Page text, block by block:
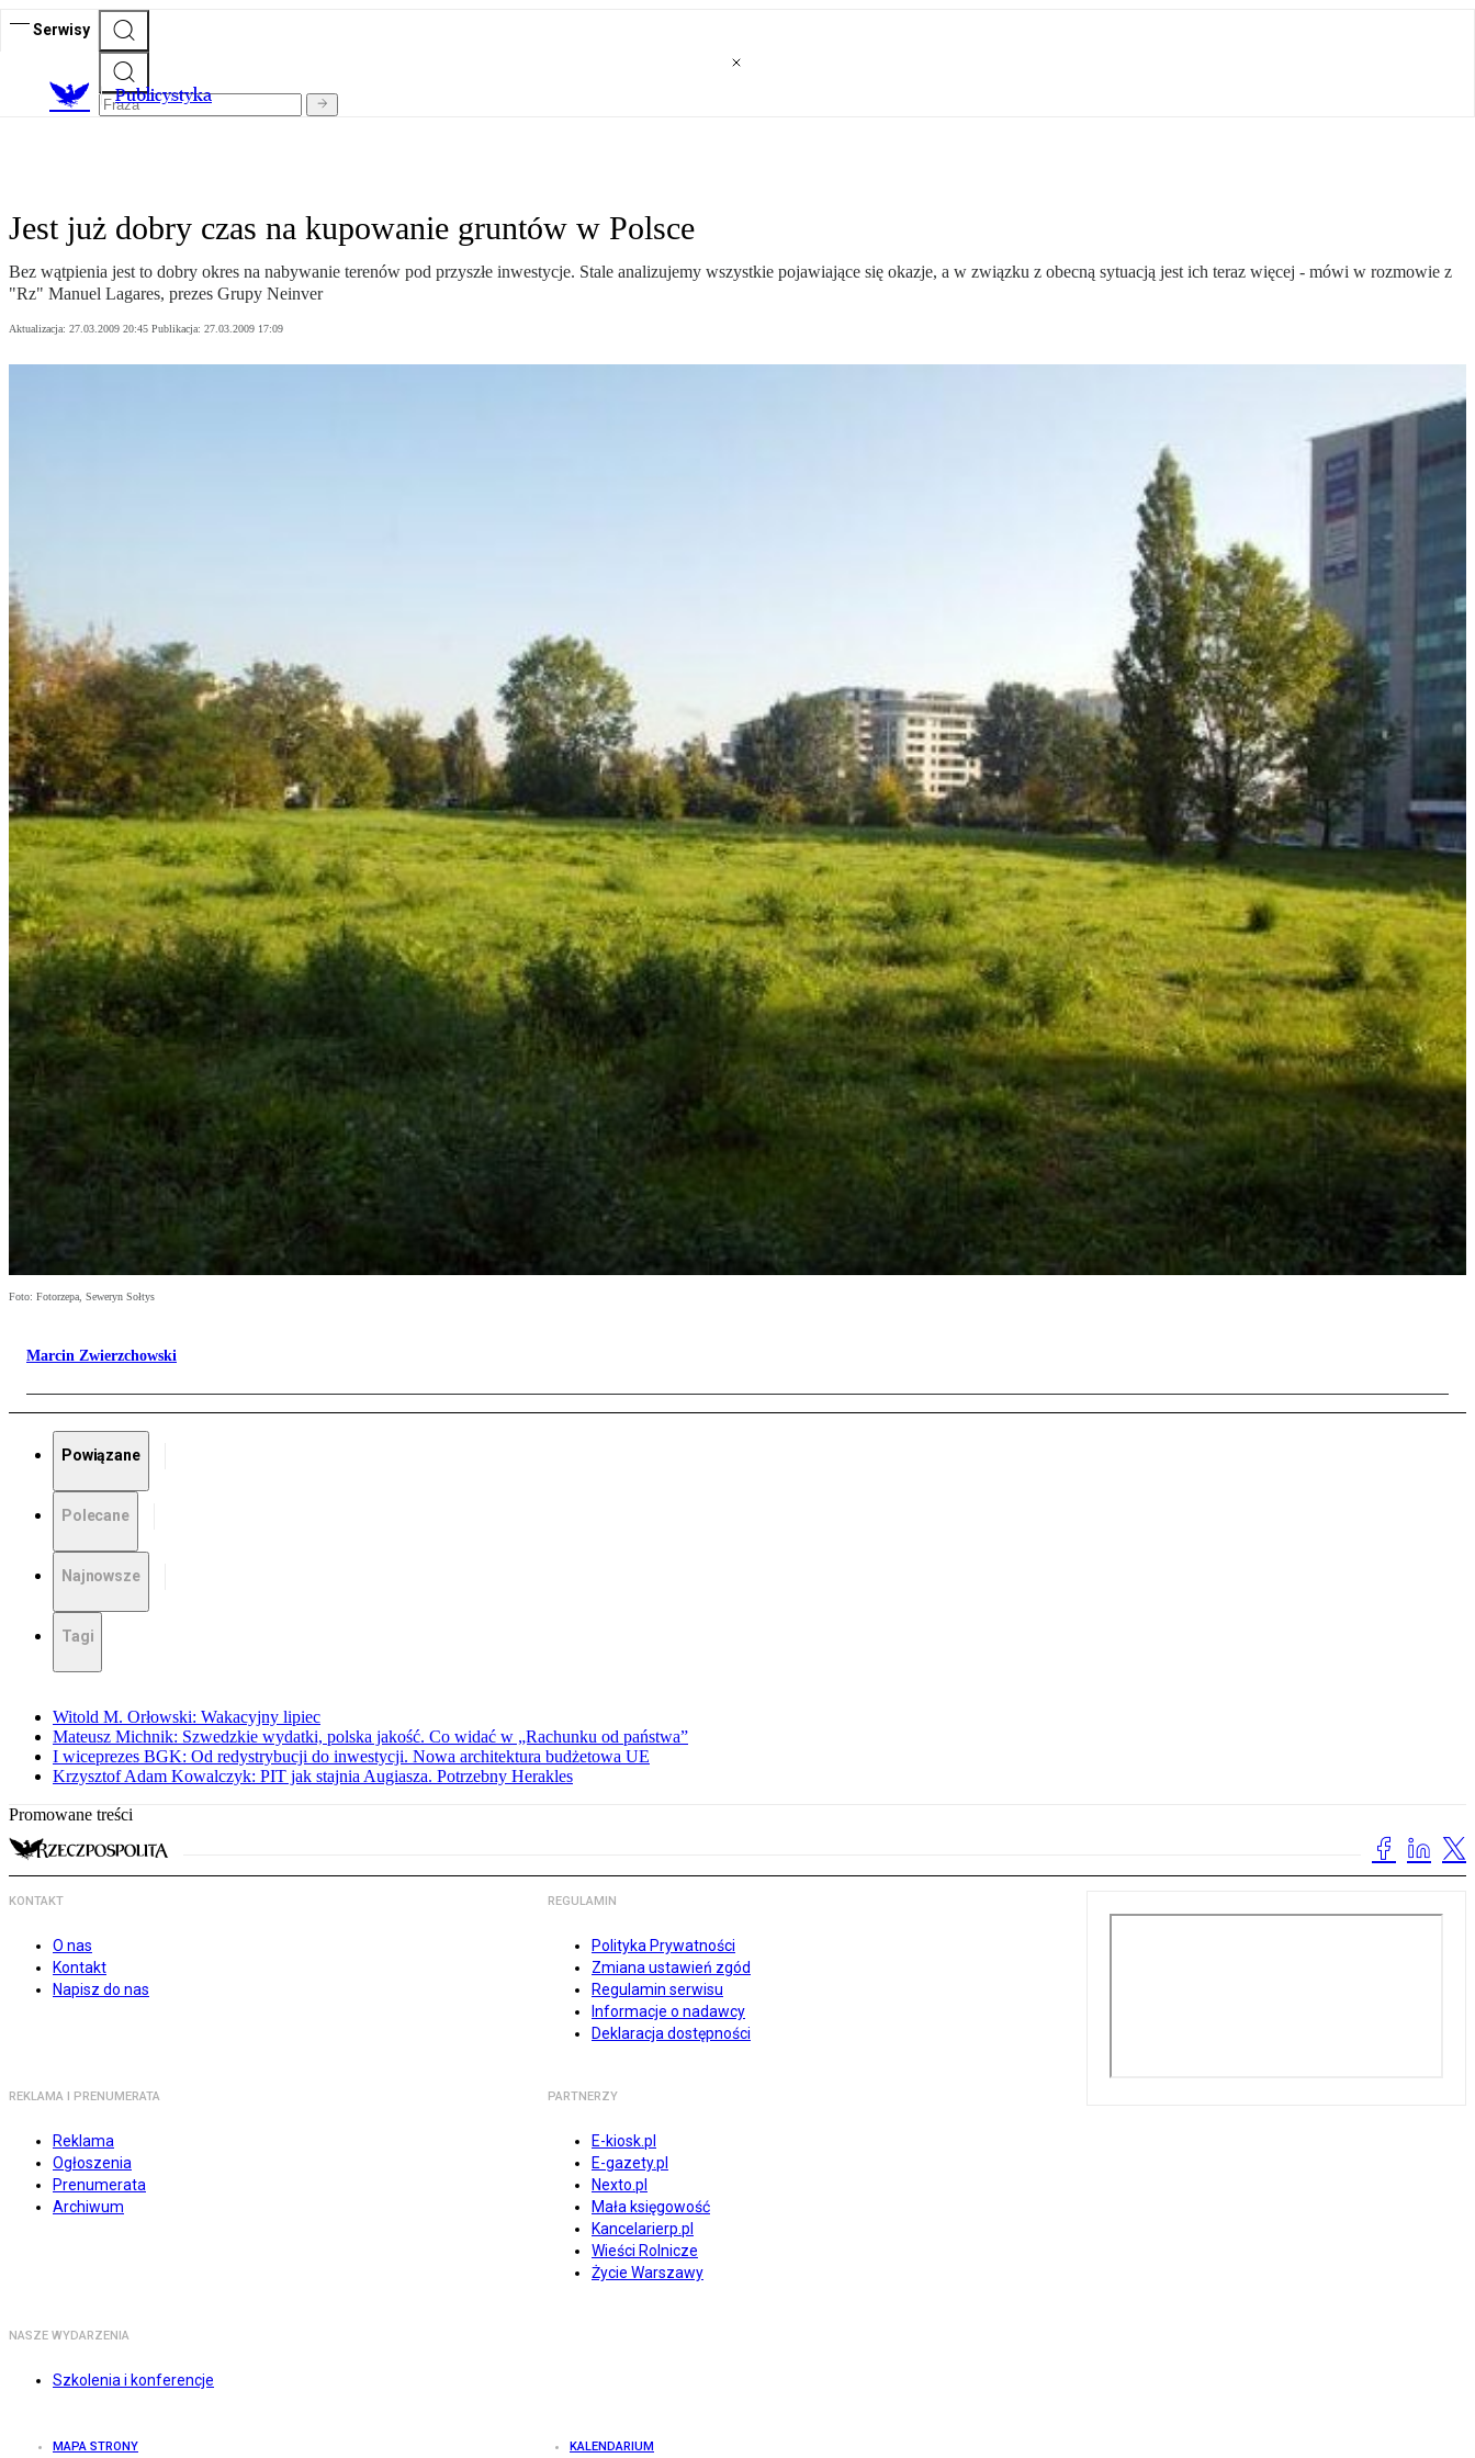
Serwisy
Publicystyka
Jest już dobry czas na kupowanie gruntów w Polsce
Bez wątpienia jest to dobry okres na nabywanie terenów pod przyszłe inwestycje. Stale analizujemy wszystkie pojawiające się okazje, a w związku z obecną sytuacją jest ich teraz więcej - mówi w rozmowie z
"Rz" Manuel Lagares, prezes Grupy Neinver
Aktualizacja: 27.03.2009 20:45 Publikacja: 27.03.2009 17:09
Foto: Fotorzepa, Seweryn Sołtys
Marcin Zwierzchowski
Powiązane
Polecane
Najnowsze
Tagi
Witold M. Orłowski: Wakacyjny lipiec
Mateusz Michnik: Szwedzkie wydatki, polska jakość. Co widać w „Rachunku od państwa”
I wiceprezes BGK: Od redystrybucji do inwestycji. Nowa architektura budżetowa UE
Krzysztof Adam Kowalczyk: PIT jak stajnia Augiasza. Potrzebny Herakles
Promowane treści
KONTAKT
O nas
Kontakt
Napisz do nas
REGULAMIN
Polityka Prywatności
Zmiana ustawień zgód
Regulamin serwisu
Informacje o nadawcy
Deklaracja dostępności
REKLAMA I PRENUMERATA
Reklama
Ogłoszenia
Prenumerata
Archiwum
PARTNERZY
E-kiosk.pl
E-gazety.pl
Nexto.pl
Mała księgowość
Kancelarierp.pl
Wieści Rolnicze
Życie Warszawy
NASZE WYDARZENIA
Szkolenia i konferencje
MAPA STRONY KALENDARIUM